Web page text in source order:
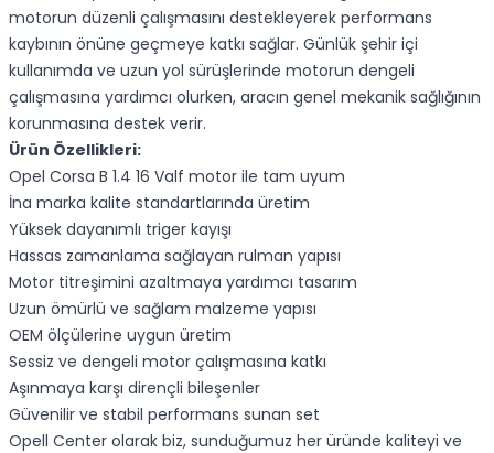
motorun düzenli çalışmasını destekleyerek performans
kaybının önüne geçmeye katkı sağlar. Günlük şehir içi
kullanımda ve uzun yol sürüşlerinde motorun dengeli
çalışmasına yardımcı olurken, aracın genel mekanik sağlığının
korunmasına destek verir.
Ürün Özellikleri:
Opel Corsa B 1.4 16 Valf motor ile tam uyum
İna marka kalite standartlarında üretim
Yüksek dayanımlı triger kayışı
Hassas zamanlama sağlayan rulman yapısı
Motor titreşimini azaltmaya yardımcı tasarım
Uzun ömürlü ve sağlam malzeme yapısı
OEM ölçülerine uygun üretim
Sessiz ve dengeli motor çalışmasına katkı
Aşınmaya karşı dirençli bileşenler
Güvenilir ve stabil performans sunan set
Opell Center olarak biz, sunduğumuz her üründe kaliteyi ve